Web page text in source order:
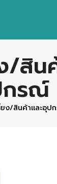
/สิน
รณ์
ยง/สินค้าและอุป